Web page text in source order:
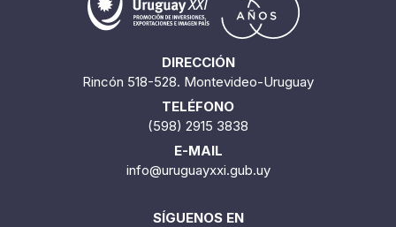
DIRECCIÓN
Rincón 518-528. Montevideo-Uruguay
TELÉFONO
(598) 2915 3838
E-MAIL
info@uruguayxxi.gub.uy
SÍGUENOS EN